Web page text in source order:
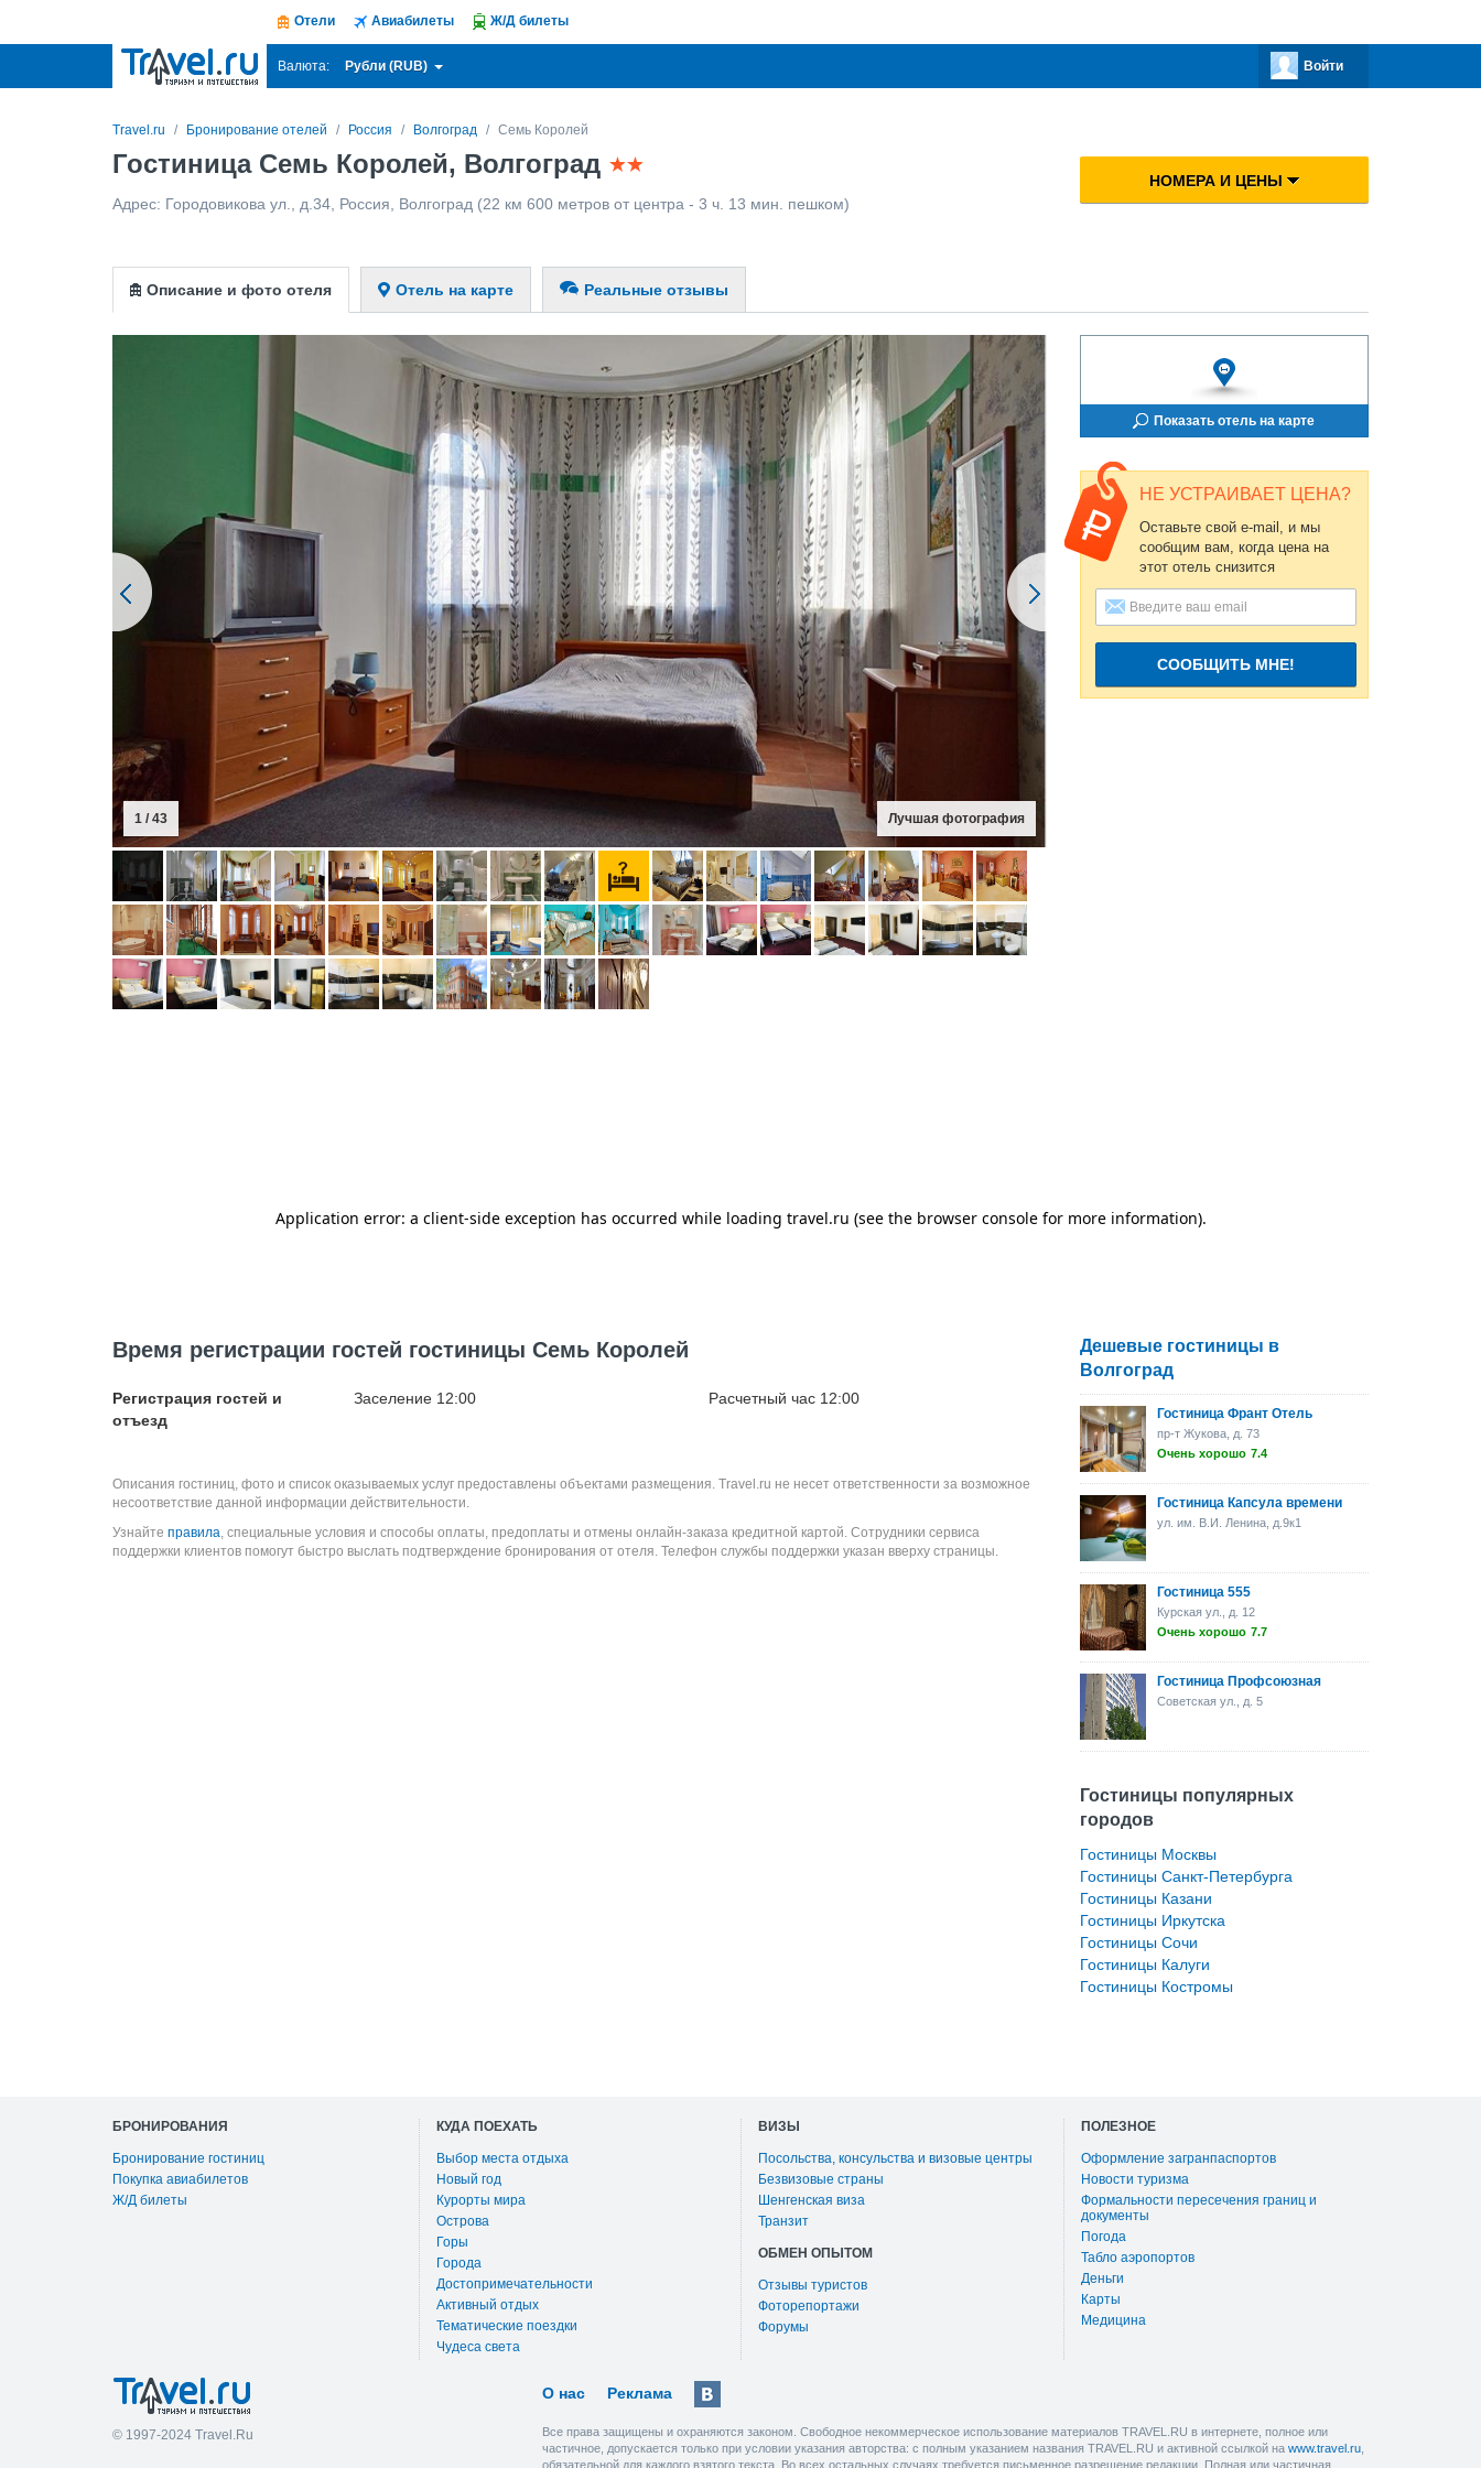
Отели Авиабилеты Ж/Д билеты
Валюта: Рубли (RUB) Войти
Travel.ru Бронирование отелей Россия Волгоград Семь Королей
Гостиница Семь Королей, Волгоград
Адрес: Городовикова ул., д.34 Россия Волгоград (22 км 600 метров от центра - 3 ч. 13 мин. пешком)
НОМЕРА И ЦЕНЫ
Описание и фото отеля Отель на карте Реальные отзывы
1 / 43 Лучшая фотография
Показать отель на карте
НЕ УСТРАИВАЕТ ЦЕНА?
Оставьте свой e-mail, и мы
сообщим вам, когда цена на
этот отель снизится
СООБЩИТЬ МНЕ!
Время регистрации гостей гостиницы Семь Королей
Регистрация гостей и
отъезд
Заселение 12:00 Расчетный час 12:00
Описания гостиниц, фото и список оказываемых услуг предоставлены объектами размещения. Travel.ru не несет ответственности за возможное
несоответствие данной информации действительности.
Узнайте правила, специальные условия и способы оплаты, предоплаты и отмены онлайн-заказа кредитной картой. Сотрудники сервиса
поддержки клиентов помогут быстро выслать подтверждение бронирования от отеля. Телефон службы поддержки указан вверху страницы.
Дешевые гостиницы в
Волгоград
Гостиница Франт Отель
пр-т Жукова, д. 73
Очень хорошо 7.4
Гостиница Капсула времени
ул. им. В.И. Ленина, д.9к1
Гостиница 555
Курская ул., д. 12
Очень хорошо 7.7
Гостиница Профсоюзная
Советская ул., д. 5
Гостиницы популярных
городов
Гостиницы Москвы
Гостиницы Санкт-Петербурга
Гостиницы Казани
Гостиницы Иркутска
Гостиницы Сочи
Гостиницы Калуги
Гостиницы Костромы
БРОНИРОВАНИЯ
Бронирование гостиниц
Покупка авиабилетов
Ж/Д билеты
КУДА ПОЕХАТЬ
Выбор места отдыха
Новый год
Курорты мира
Острова
Горы
Города
Достопримечательности
Активный отдых
Тематические поездки
Чудеса света
ВИЗЫ
Посольства, консульства и визовые центры
Безвизовые страны
Шенгенская виза
Транзит
ОБМЕН ОПЫТОМ
Отзывы туристов
Фоторепортажи
Форумы
ПОЛЕЗНОЕ
Оформление загранпаспортов
Новости туризма
Формальности пересечения границ и
документы
Погода
Табло аэропортов
Деньги
Карты
Медицина
© 1997-2024 Travel.Ru
О нас Реклама
Все права защищены и охраняются законом. Свободное некоммерческое использование материалов TRAVEL.RU в интернете, полное или
частичное, допускается только при условии указания авторства: с полным указанием названия TRAVEL.RU и активной ссылкой на www.travel.ru
обязательной для каждого взятого текста. Во всех остальных случаях требуется письменное разрешение редакции. Полная или частичная